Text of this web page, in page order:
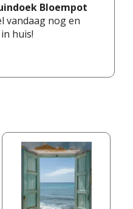
Bloempot
vandaag nog en
huis!